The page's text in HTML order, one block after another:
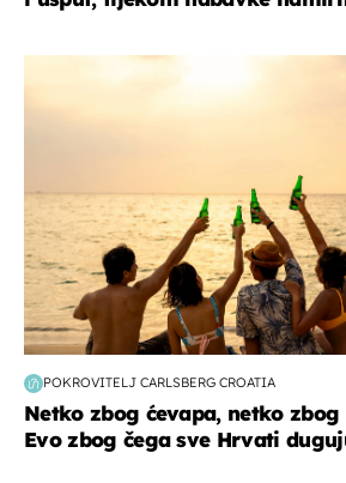
POKROVITELJ CARLSBERG CROATIA
Netko zbog ćevapa, netko
Evo zbog čega sve Hrvati